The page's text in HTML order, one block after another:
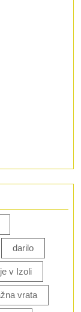
darilo
v Izoli
vrata